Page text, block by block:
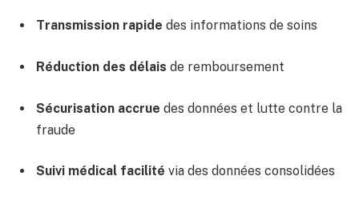
Transmission rapide des informations de soins
Réduction des délais de remboursement
Sécurisation accrue des données et lutte contre la
fraude
Suivi médical facilité via des données consolidées